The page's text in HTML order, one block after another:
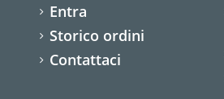
Entra
Storico ordini
Contattaci